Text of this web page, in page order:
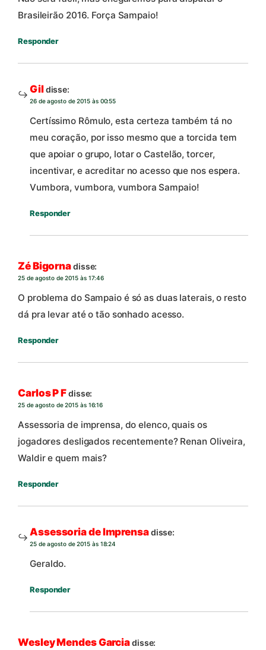
Brasileirão 2016. Força Sampaio!
Responder
Gildisse:
26 de agosto de 2015 às 00:55
Certíssimo Rômulo, esta certeza também tá no
meu coração, por isso mesmo que a torcida tem
que apoiar o grupo, lotar o Castelão, torcer,
incentivar, e acreditar no acesso que nos espera.
Vumbora, vumbora, vumbora Sampaio!
Responder
Zé Bigornadisse:
25 de agosto de 2015 às 17:46
O problema do Sampaio é só as duas laterais, o resto
dá pra levar até o tão sonhado acesso.
Responder
Carlos P Fdisse:
25 de agosto de 2015 às 16:16
Assessoria de imprensa, do elenco, quais os
jogadores desligados recentemente? Renan Oliveira,
Waldir e quem mais?
Responder
Assessoria de Imprensadisse:
25 de agosto de 2015 às 18:24
Geraldo.
Responder
Wesley Mendes Garciadisse: